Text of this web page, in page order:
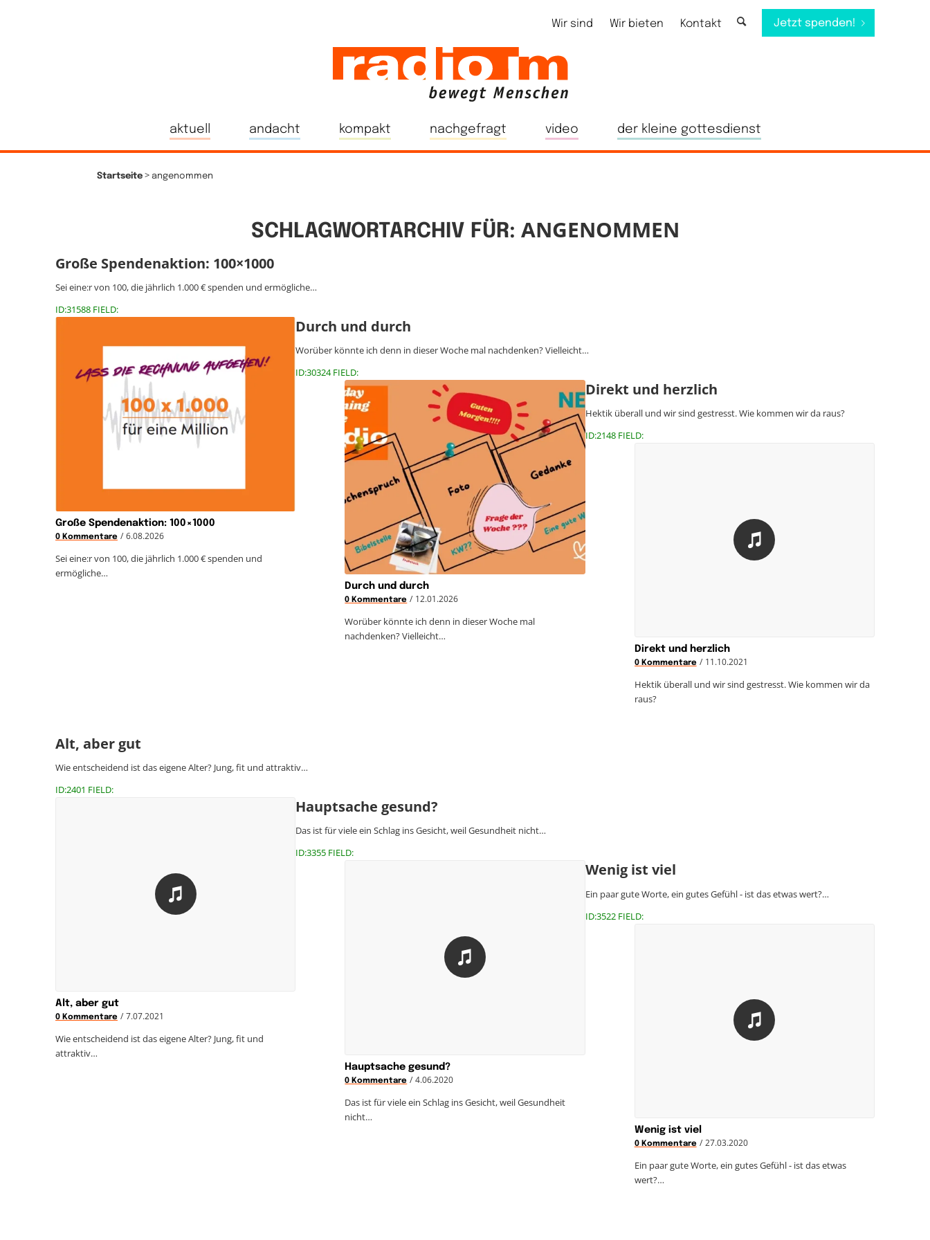
Wir sind Wir bieten Kontakt Jetzt spenden!
aktuell andacht kompakt nachgefragt video der kleine gottesdienst
Startseite > angenommen
SCHLAGWORTARCHIV FÜR: ANGENOMMEN
Große Spendenaktion: 100×1000
Sei eine:r von 100, die jährlich 1.000 € spenden und ermögliche…
ID:31588 FIELD:
Große Spendenaktion: 100×1000
0 Kommentare / 6.08.2026
Sei eine:r von 100, die jährlich 1.000 € spenden und
ermögliche…
Durch und durch
Worüber könnte ich denn in dieser Woche mal nachdenken? Vielleicht…
ID:30324 FIELD:
Durch und durch
0 Kommentare / 12.01.2026
Worüber könnte ich denn in dieser Woche mal
nachdenken? Vielleicht…
Direkt und herzlich
Hektik überall und wir sind gestresst. Wie kommen wir da raus?
ID:2148 FIELD:
Direkt und herzlich
0 Kommentare / 11.10.2021
Hektik überall und wir sind gestresst. Wie kommen wir da
raus?
Alt, aber gut
Wie entscheidend ist das eigene Alter? Jung, fit und attraktiv…
ID:2401 FIELD:
Alt, aber gut
0 Kommentare / 7.07.2021
Wie entscheidend ist das eigene Alter? Jung, fit und
attraktiv…
Hauptsache gesund?
Das ist für viele ein Schlag ins Gesicht, weil Gesundheit nicht…
ID:3355 FIELD:
Hauptsache gesund?
0 Kommentare / 4.06.2020
Das ist für viele ein Schlag ins Gesicht, weil Gesundheit
nicht…
Wenig ist viel
Ein paar gute Worte, ein gutes Gefühl - ist das etwas wert?…
ID:3522 FIELD:
Wenig ist viel
0 Kommentare / 27.03.2020
Ein paar gute Worte, ein gutes Gefühl - ist das etwas
wert?…